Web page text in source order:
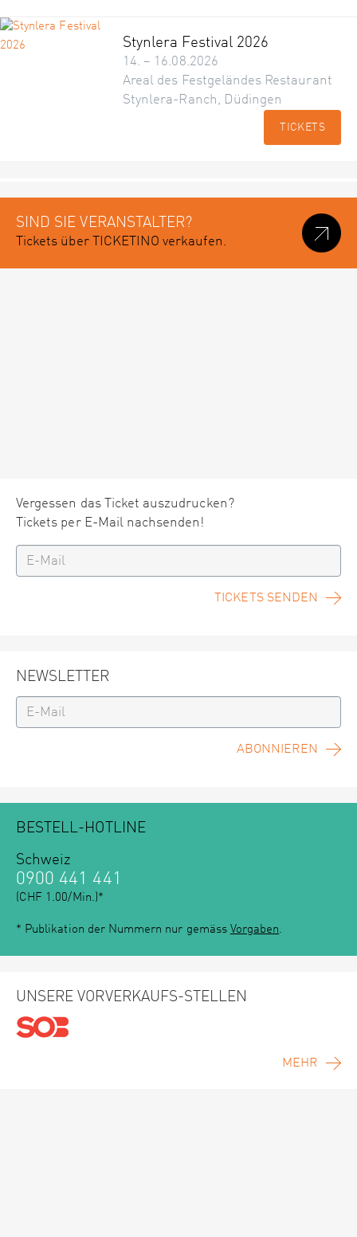
Stynlera Festival 2026
14. – 16.08.2026
Areal des Festgeländes Restaurant
Stynlera-Ranch, Düdingen
TICKETS
SIND SIE VERANSTALTER?
Tickets über TICKETINO verkaufen.
Vergessen das Ticket auszudrucken?
Tickets per E-Mail nachsenden!
TICKETS SENDEN
NEWSLETTER
ABONNIEREN
BESTELL-HOTLINE
Schweiz
0900 441 441
(CHF 1.00/Min.)*
* Publikation der Nummern nur gemäss Vorgaben.
UNSERE VORVERKAUFS-STELLEN
MEHR